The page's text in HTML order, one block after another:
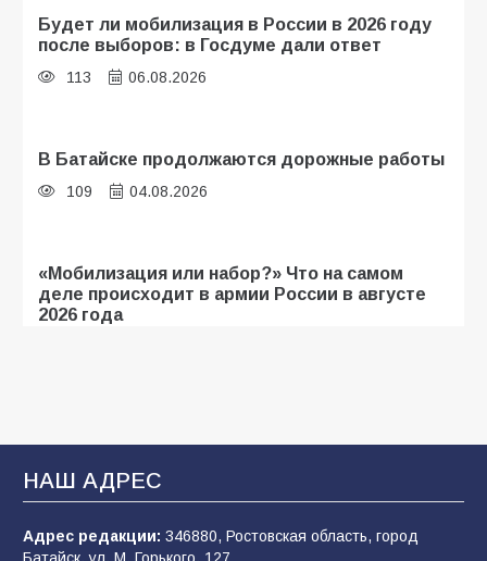
Будет ли мобилизация в России в 2026 году
после выборов: в Госдуме дали ответ
113 06.08.2026
В Батайске продолжаются дорожные работы
109 04.08.2026
«Мобилизация или набор?» Что на самом
деле происходит в армии России в августе
2026 года
мастер-класс «Бумажный парашют» ко Дню
ВДВ
109 03.08.2026
НАШ АДРЕС
Адрес редакции: 346880, Ростовская область, город